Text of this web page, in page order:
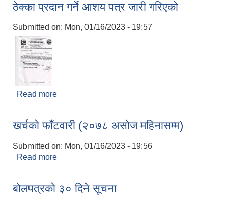
ठेक्का प्रदान गर्ने आशय पत्र जारी गरिएको
Submitted on: Mon, 01/16/2023 - 19:57
Read more
खर्चको फाँटवारी (२०७८ असोज महिनासम्म)
Submitted on: Mon, 01/16/2023 - 19:56
Read more
बोलपत्रको ३० दिने सूचना